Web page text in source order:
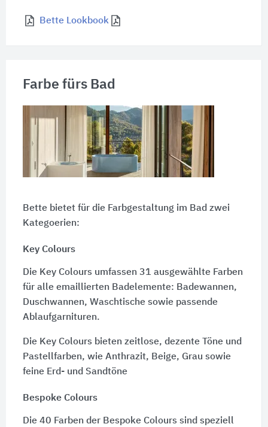
Bette Lookbook
Farbe fürs Bad
Bette bietet für die Farbgestaltung im Bad zwei
Kategoerien:
Key Colours
Die Key Colours umfassen 31 ausgewählte Farben
für alle emaillierten Badelemente: Badewannen,
Duschwannen, Waschtische sowie passende
Ablaufgarnituren.
Die Key Colours bieten zeitlose, dezente Töne und
Pastellfarben, wie Anthrazit, Beige, Grau sowie
feine Erd- und Sandtöne
Bespoke Colours
Die 40 Farben der Bespoke Colours sind speziell